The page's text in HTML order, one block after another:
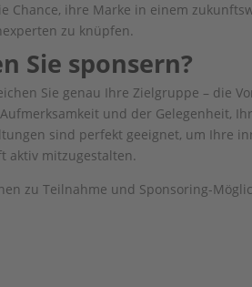
Chance, ihre Marke in einem
zu knüpfen.
Sie sponsern?
Sie genau Ihre Zielgruppe – die
und der Gelegenheit,
sind perfekt geeignet, um Ihre
aktiv mitzugestalten.
zu Teilnahme und Sponsoring-